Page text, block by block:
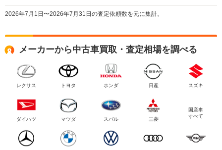
2026年7月1日〜2026年7月31日の査定依頼数を元に集計。
メーカーから中古車買取・査定相場を調べる
レクサス トヨタ ホンダ 日産 スズキ
ダイハツ マツダ スバル 三菱
国産車
すべて